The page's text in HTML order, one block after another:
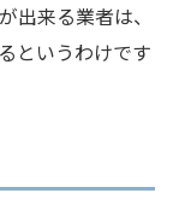
出来る業者は、
というわけです